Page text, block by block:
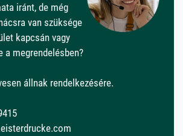
iránt, de még
van szüksége
kapcsán vagy
a megrendelésben?
állnak rendelkezésére.